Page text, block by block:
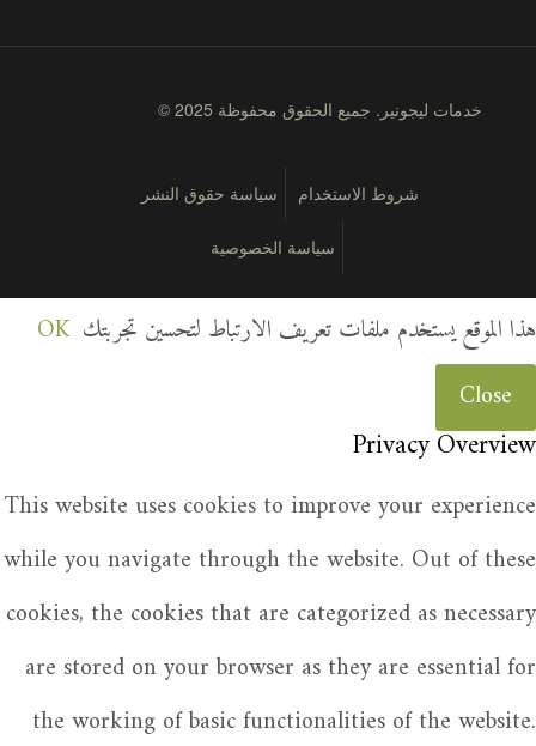
© 2025 خدمات ليجونير. جميع الحقوق محفوظة
شروط الاستخدام سياسة حقوق النشر
سياسة الخصوصية
هذا الموقع يستخدم ملفات تعريف الارتباط لتحسين تجربتك OK
Close
Privacy Overview
This website uses cookies to improve your experience
while you navigate through the website. Out of these
cookies, the cookies that are categorized as necessary
are stored on your browser as they are essential for
the working of basic functionalities of the website.